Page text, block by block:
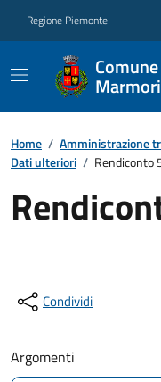
Regione Piemonte
Home / Amministrazione
Dati ulteriori / Rendiconto
Condividi
Argomenti